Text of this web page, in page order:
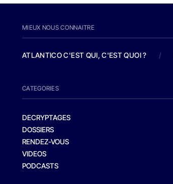
MIEUX NOUS CONNAITRE
ATLANTICO C'EST QUI, C'EST QUOI ? /
CATEGORIES
DECRYPTAGES
DOSSIERS
RENDEZ-VOUS
VIDEOS
PODCASTS